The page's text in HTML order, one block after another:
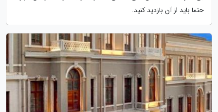
حتما باید از آن بازدید کنید.